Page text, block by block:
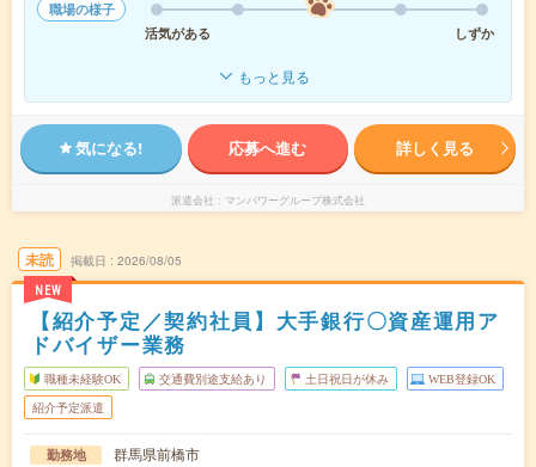
職場の様子
活気がある
しずか
もっと見る
気になる! 応募へ進む 詳しく見る
派遣会社 マンパワーグループ株式会社
未読
NEW
掲載日 2026/08/05
【紹介予定／契約社員】大手銀行〇資産運用ア
ドバイザー業務
職種未経験OK 交通費別途支給あり 土日祝日が休み WEB登録OK
紹介予定派遣
勤務地
群馬県前橋市